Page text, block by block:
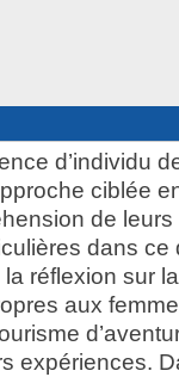
d’individu
ciblée
de
dans ce
réflexion sur
aux
expériences.